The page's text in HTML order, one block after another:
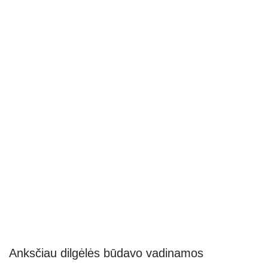
Anksčiau dilgėlės būdavo vadinamos